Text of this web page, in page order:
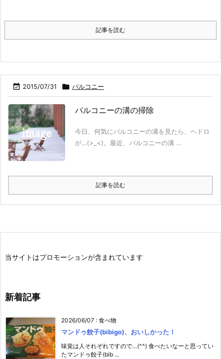
記事を読む
 2015/07/31  バルコニー
バルコニーの溝の掃除
今日、何気にバルコニーの溝を見たら、ヘドロ
が…(>_<)。最近、バルコニーの溝 ...
記事を読む
当サイトはプロモーションが含まれています
新着記事
2026/06/07 : 食べ物
マンドゥ餃子(bibigo)、おいしかった！
味覚は人それぞれですので…(^^) 食べたいなーと思ってい
たマンドゥ餃子(bib ...